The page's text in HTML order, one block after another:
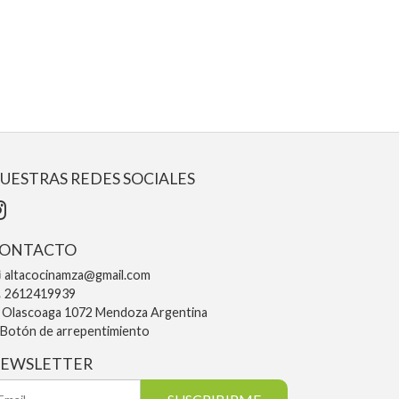
REDES SOCIALES
altacocinamza@gmail.com
2612419939
Olascoaga 1072 Mendoza Argentina
de arrepentimiento